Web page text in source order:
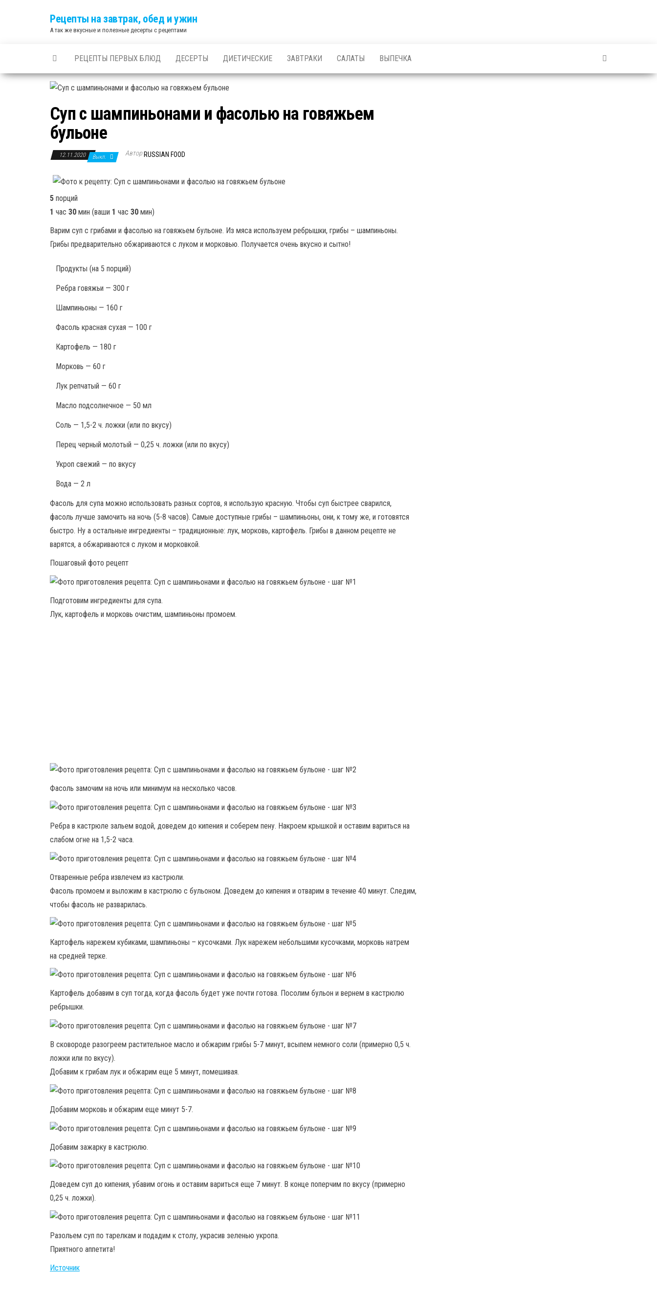
Рецепты на завтрак, обед и ужин
А так же вкусные и полезные десерты с рецептами
РЕЦЕПТЫ ПЕРВЫХ БЛЮД ДЕСЕРТЫ ДИЕТИЧЕСКИЕ ЗАВТРАКИ САЛАТЫ ВЫПЕЧКА
Суп с шампиньонами и фасолью на говяжьем
бульоне
12.11.2020 Выкл. Автор RUSSIAN FOOD
5 порций
1 час 30 мин (ваши 1 час 30 мин)
Варим суп с грибами и фасолью на говяжьем бульоне. Из мяса используем ребрышки, грибы – шампиньоны.
Грибы предварительно обжариваются с луком и морковью. Получается очень вкусно и сытно!
Продукты (на 5 порций)
Ребра говяжьи — 300 г
Шампиньоны — 160 г
Фасоль красная сухая — 100 г
Картофель — 180 г
Морковь — 60 г
Лук репчатый — 60 г
Масло подсолнечное — 50 мл
Соль — 1,5-2 ч. ложки (или по вкусу)
Перец черный молотый — 0,25 ч. ложки (или по вкусу)
Укроп свежий — по вкусу
Вода — 2 л
Фасоль для супа можно использовать разных сортов, я использую красную. Чтобы суп быстрее сварился,
фасоль лучше замочить на ночь (5-8 часов). Самые доступные грибы – шампиньоны, они, к тому же, и готовятся
быстро. Ну а остальные ингредиенты – традиционные: лук, морковь, картофель. Грибы в данном рецепте не
варятся, а обжариваются с луком и морковкой.
Пошаговый фото рецепт
Подготовим ингредиенты для супа.
Лук, картофель и морковь очистим, шампиньоны промоем.
Фасоль замочим на ночь или минимум на несколько часов.
Ребра в кастрюле зальем водой, доведем до кипения и соберем пену. Накроем крышкой и оставим вариться на
слабом огне на 1,5-2 часа.
Отваренные ребра извлечем из кастрюли.
Фасоль промоем и выложим в кастрюлю с бульоном. Доведем до кипения и отварим в течение 40 минут. Следим,
чтобы фасоль не разварилась.
Картофель нарежем кубиками, шампиньоны – кусочками. Лук нарежем небольшими кусочками, морковь натрем
на средней терке.
Картофель добавим в суп тогда, когда фасоль будет уже почти готова. Посолим бульон и вернем в кастрюлю
ребрышки.
В сковороде разогреем растительное масло и обжарим грибы 5-7 минут, всыпем немного соли (примерно 0,5 ч.
ложки или по вкусу).
Добавим к грибам лук и обжарим еще 5 минут, помешивая.
Добавим морковь и обжарим еще минут 5-7.
Добавим зажарку в кастрюлю.
Доведем суп до кипения, убавим огонь и оставим вариться еще 7 минут. В конце поперчим по вкусу (примерно
0,25 ч. ложки).
Разольем суп по тарелкам и подадим к столу, украсив зеленью укропа.
Приятного аппетита!
Источник